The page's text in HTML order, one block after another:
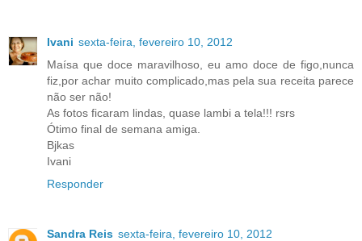
Ivani sexta-feira, fevereiro 10, 2012
Maísa que doce maravilhoso, eu amo doce de figo,nunca
fiz,por achar muito complicado,mas pela sua receita parece
não ser não!
As fotos ficaram lindas, quase lambi a tela!!! rsrs
Ótimo final de semana amiga.
Bjkas
Ivani
Responder
Sandra Reis sexta-feira, fevereiro 10, 2012